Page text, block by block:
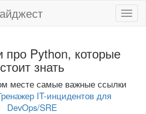
про Python, которые
стоит знать
месте самые важные ссылки
IT-инцидентов для
DevOps/SRE